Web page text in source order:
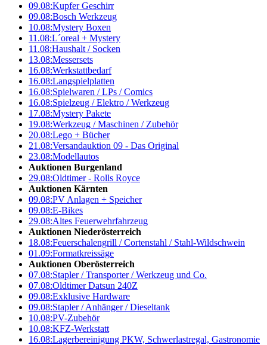
09.08:Kupfer Geschirr
09.08:Bosch Werkzeug
10.08:Mystery Boxen
11.08:L´oreal + Mystery
11.08:Haushalt / Socken
13.08:Messersets
16.08:Werkstattbedarf
16.08:Langspielplatten
16.08:Spielwaren / LPs / Comics
16.08:Spielzeug / Elektro / Werkzeug
17.08:Mystery Pakete
19.08:Werkzeug / Maschinen / Zubehör
20.08:Lego + Bücher
21.08:Versandauktion 09 - Das Original
23.08:Modellautos
Auktionen Burgenland
29.08:Oldtimer - Rolls Royce
Auktionen Kärnten
09.08:PV Anlagen + Speicher
09.08:E-Bikes
29.08:Altes Feuerwehrfahrzeug
Auktionen Niederösterreich
18.08:Feuerschalengrill / Cortenstahl / Stahl-Wildschwein
01.09:Formatkreissäge
Auktionen Oberösterreich
07.08:Stapler / Transporter / Werkzeug und Co.
07.08:Oldtimer Datsun 240Z
09.08:Exklusive Hardware
09.08:Stapler / Anhänger / Dieseltank
10.08:PV-Zubehör
10.08:KFZ-Werkstatt
16.08:Lagerbereinigung PKW, Schwerlastregal, Gastronomie